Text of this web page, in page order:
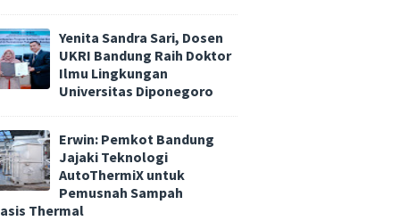
Yenita Sandra Sari, Dosen
UKRI Bandung Raih Doktor
Ilmu Lingkungan
Universitas Diponegoro
Erwin: Pemkot Bandung
Jajaki Teknologi
AutoThermiX untuk
Pemusnah Sampah
Thermal